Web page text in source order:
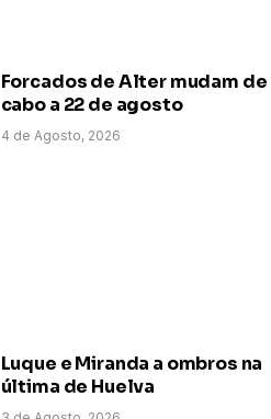
Forcados de Alter mudam de
cabo a 22 de agosto
4 de Agosto, 2026
Luque e Miranda a ombros na
última de Huelva